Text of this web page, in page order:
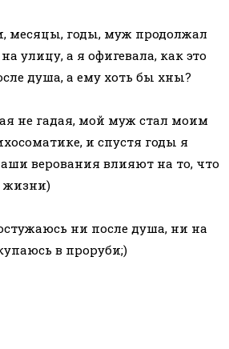
месяцы, годы, муж продолжал
улицу, а я офигевала, как это
душа, а ему хоть бы хны?
не гадая, мой муж стал моим
и спустя годы я
верования влияют на то, что
жизни)
ни после душа, ни на
в проруби;)